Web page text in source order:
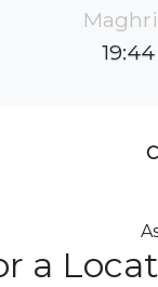
19:44
a